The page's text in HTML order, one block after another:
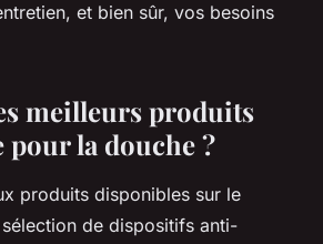
et bien sûr, vos besoins
meilleurs produits
la douche ?
produits disponibles sur le
de dispositifs anti-